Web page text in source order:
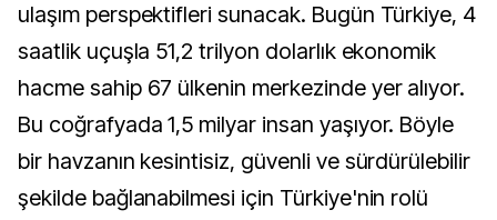
ulaşım perspektifleri sunacak. Bugün Türkiye, 4
saatlik uçuşla 51,2 trilyon dolarlık ekonomik
hacme sahip 67 ülkenin merkezinde yer alıyor.
Bu coğrafyada 1,5 milyar insan yaşıyor. Böyle
bir havzanın kesintisiz, güvenli ve sürdürülebilir
şekilde bağlanabilmesi için Türkiye'nin rolü